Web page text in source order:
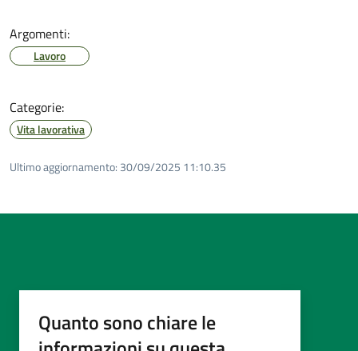
Argomenti:
Lavoro
Categorie:
Vita lavorativa
Ultimo aggiornamento: 30/09/2025 11:10.35
Quanto sono chiare le